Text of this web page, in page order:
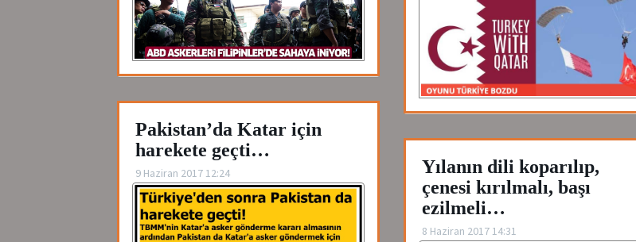
Pakistan’da Katar için
harekete geçti…
9 Haziran 2017 12:24
Yılanın dili koparılıp,
çenesi kırılmalı, başı
ezilmeli…
8 Haziran 2017 14:31